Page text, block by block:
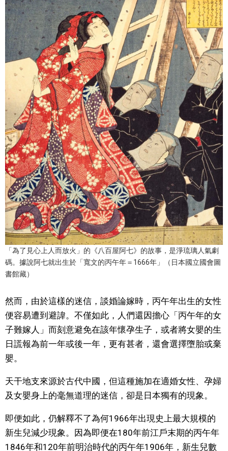
「為了見心上人而放火」的《八百屋阿七》的故事，是淨琉璃人氣劇
碼。據說阿七就出生於「寬文的丙午年＝1666年」（日本國立國會圖
書館藏）
然而，由於這樣的迷信，談婚論嫁時，丙午年出生的女性
便容易遭到避諱。不僅如此，人們還因擔心「丙午年的女
子難嫁人」而刻意避免在該年懷孕生子，或者將女嬰的生
日謊報為前一年或後一年，更有甚者，還會選擇墮胎或棄
嬰。
天干地支來源於古代中國，但這種施加在適婚女性、孕婦
及女嬰身上的毫無道理的迷信，卻是日本獨有的現象。
即便如此，仍解釋不了為何1966年出現史上最大規模的
新生兒減少現象。因為即便在180年前江戶末期的丙午年
1846年和120年前明治時代的丙午年1906年，新生兒數